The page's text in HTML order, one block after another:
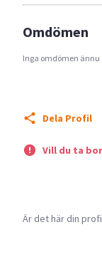
Omdömen
Inga omdömen ännu
Dela Profil
Vill du ta
Är det här din